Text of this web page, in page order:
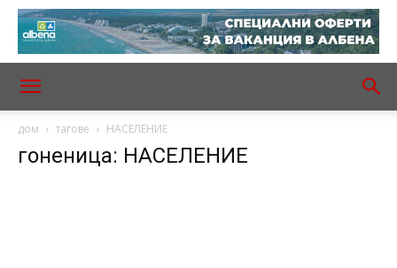
дом тагове НАСЕЛЕНИЕ
гоненица: НАСЕЛЕНИЕ